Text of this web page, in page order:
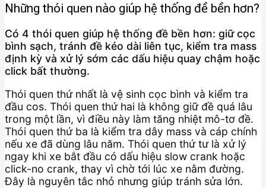
Những thói quen nào giúp hệ thống đề bền hơn?
Có 4 thói quen giúp hệ thống đề bền hơn: giữ cọc
bình sạch, tránh đề kéo dài liên tục, kiểm tra mass
định kỳ và xử lý sớm các dấu hiệu quay chậm hoặc
click bất thường.
Thói quen thứ nhất là vệ sinh cọc bình và kiểm tra
đầu cos. Thói quen thứ hai là không giữ đề quá lâu
trong một lần, vì điều này làm tăng nhiệt mô-tơ đề.
Thói quen thứ ba là kiểm tra dây mass và cáp chính
nếu xe đã dùng lâu năm. Thói quen thứ tư là xử lý
ngay khi xe bắt đầu có dấu hiệu slow crank hoặc
click-no crank, thay vì chờ tới lúc xe nằm đường.
Đây là nguyên tắc nhỏ nhưng giúp tránh sửa lớn.